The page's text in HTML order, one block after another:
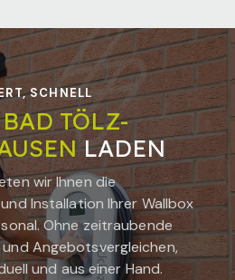
SCHNELL
BAD TÖLZ-
LADEN
wir Ihnen die
Installation Ihrer Wallbox
Ohne zeitraubende
Angebotsvergleichen,
und aus einer Hand.